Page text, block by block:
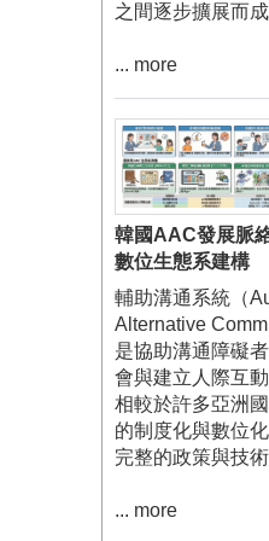
之間逐步擴展而
... more
韓國AAC發展脈
數位生態系建構
輔助溝通系統（
Alternative
是協助溝通障礙
會與建立人際互
相較於許多亞洲
的制度化與數位
完整的政策與技
... more